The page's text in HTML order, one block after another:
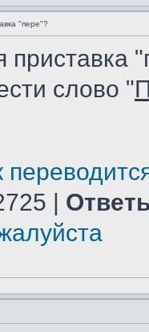
"пере"?
приставка
слово "
|